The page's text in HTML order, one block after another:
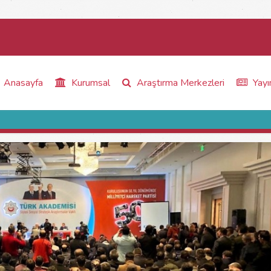
Anasayfa Kurumsal Araştırma Merkezleri